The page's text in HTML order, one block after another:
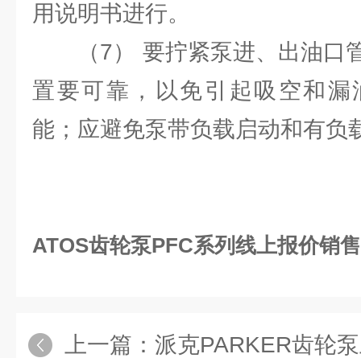
用说明书进行。
（7） 要拧紧泵进、出油口
置要可靠，以免引起吸空和
能；应避免泵带负载启动和有负
ATOS齿轮泵PFC系列线上报价销售
上一篇： 派克PARKER齿轮